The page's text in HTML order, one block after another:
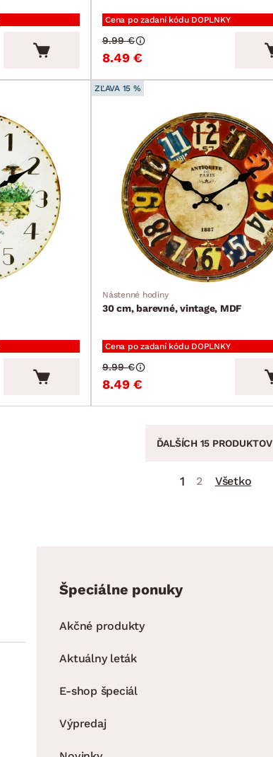
Cena po zadaní kódu DOPLNKY
8.49 €
9.99 €
ZĽAVA 15 %
Nástenné hodiny
30 cm, barevné, vintage, MDF
Cena po zadaní kódu DOPLNKY
8.49 €
9.99 €
ĎALŠÍCH 15 PRODUKTOV
1 2 Všetko
Špeciálne ponuky
Akčné produkty
Aktuálny leták
E-shop špeciál
Výpredaj